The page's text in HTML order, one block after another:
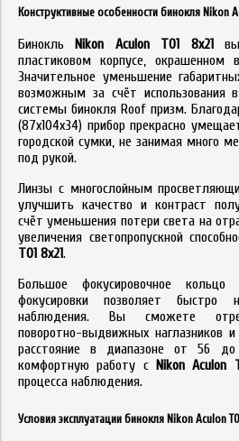
Конструктивные особенности бинокля Nikon
БинокльNikon Aculon T01 8x21
пластиковом корпусе,
Значительное уменьшение
возможным за счёт использования
системы бинокля Roof призм.
(87х104х34) прибор прекрасно
городской сумки, не занимая много
под рукой.
Линзы с многослойным
улучшить качество и контраст
счёт уменьшения потери света на
увеличения светопропускной
T01 8x21.
Большое фокусировочное кольцо
фокусировки позволяет быстро
наблюдения. Вы сможете
поворотно-выдвижных наглазников
расстояние в диапазоне от 56
комфортную работу с Nikon Aculon
процесса наблюдения.
Условия эксплуатации бинокля Nikon Aculon